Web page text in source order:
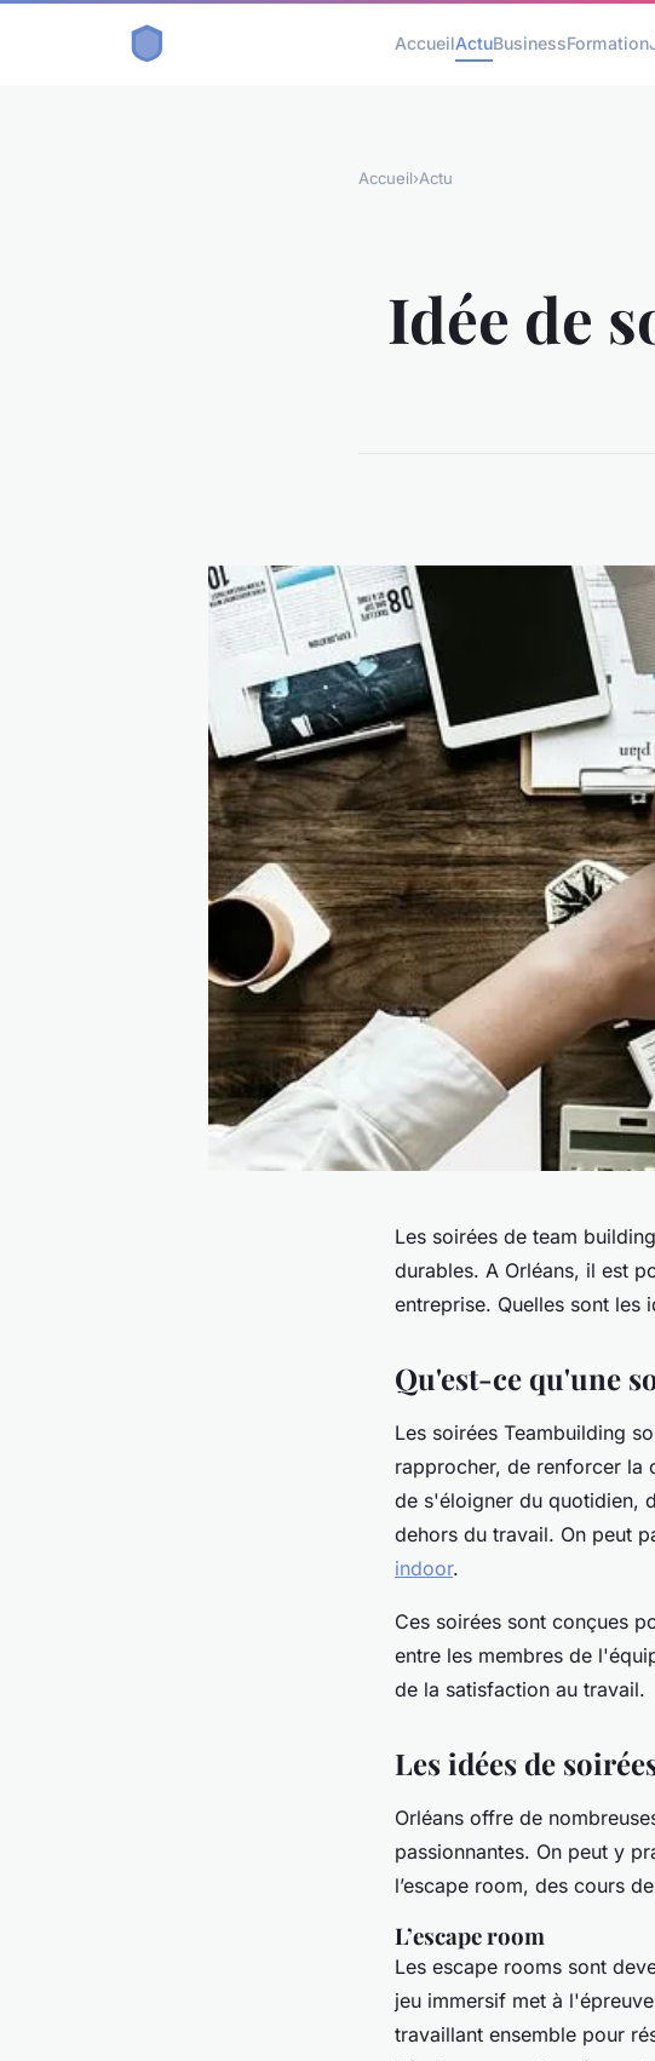
AccueilActuBusinessFormation
Accueil›Actu
Idée de
Les soirées de team
durables. A Orléans, il est
entreprise. Quelles sont les
Qu'est-ce qu'une
Les soirées Teambuilding
rapprocher, de renforcer la
de s'éloigner du quotidien,
dehors du travail. On peut
indoor.
Ces soirées sont conçues
entre les membres de
de la satisfaction au travail.
Les idées de
Orléans offre de
passionnantes. On peut y
l’escape room, des cours
L’escape room
Les escape rooms sont
jeu immersif met à
travaillant ensemble pour